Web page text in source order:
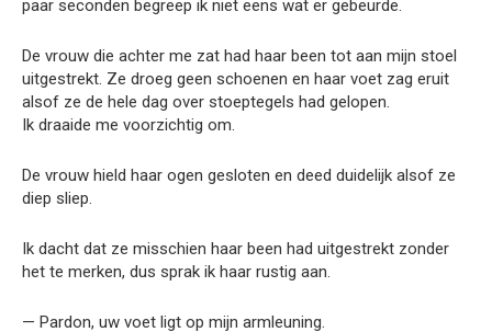
paar seconden begreep ik niet eens wat er gebeurde.
De vrouw die achter me zat had haar been tot aan mijn stoel
uitgestrekt. Ze droeg geen schoenen en haar voet zag eruit
alsof ze de hele dag over stoeptegels had gelopen.
Ik draaide me voorzichtig om.
De vrouw hield haar ogen gesloten en deed duidelijk alsof ze
diep sliep.
Ik dacht dat ze misschien haar been had uitgestrekt zonder
het te merken, dus sprak ik haar rustig aan.
— Pardon, uw voet ligt op mijn armleuning.